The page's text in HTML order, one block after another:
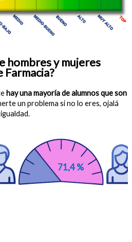
hombres y mujeres
Farmacia?
hay una mayoría de alumnos que son
un problema si no lo eres, ojalá
71,4 %